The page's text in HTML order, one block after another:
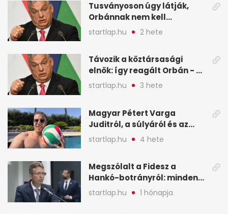
képekben
Tusványoson úgy látják,
Orbánnak nem kell
változtatnia - A hét
legfontosabb hírei
startlap.hu 2 hete
Távozik a köztársasági
elnök: így reagált Orbán - A
hét legfontosabb hírei
képekben
startlap.hu 3 hete
Magyar Pétert Varga
Juditról, a súlyáról és az
alvásidejéről is faggatták a
Redditen, sok kérdésre sírva
A hét legfontosabb hírei
képekben
startlap.hu 4 hete
Megszólalt a Fidesz a
Hankó-botrányról: minden
forint jó helyre ment - A hét
legfontosabb hírei
startlap.hu 1 hónapja